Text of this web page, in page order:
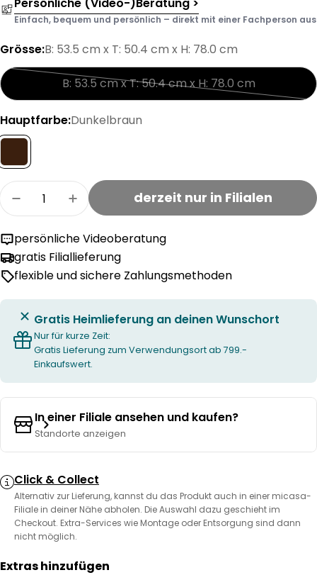
Einfach, bequem und persönlich – direkt mit einer Fachperson aus
Grösse:B: 53.5 cm x T: 50.4 cm x H: 78.0 cm
B: 53.5 cm x T: 50.4 cm x H: 78.0 cm
Variante
Hauptfarbe:Dunkelbraun
Menge
Menge für ADIRA Stuhl verringern
Menge für ADIRA Stuhl erhöhen
derzeit nur in Filialen
persönliche Videoberatung
gratis Filiallieferung
flexible und sichere Zahlungsmethoden
Gratis Heimlieferung an deinen Wunschort
Nur für kurze Zeit:
Gratis Lieferung zum Verwendungsort ab 799.-
Einkaufswert.
In einer Filiale ansehen und kaufen?
Standorte anzeigen
Click & Collect
Alternativ zur Lieferung, kannst du das Produkt auch in einer micasa-
Filiale in deiner Nähe abholen. Die Auswahl dazu geschieht im
Checkout. Extra-Services wie Montage oder Entsorgung sind dann
nicht möglich.
Extras hinzufügen